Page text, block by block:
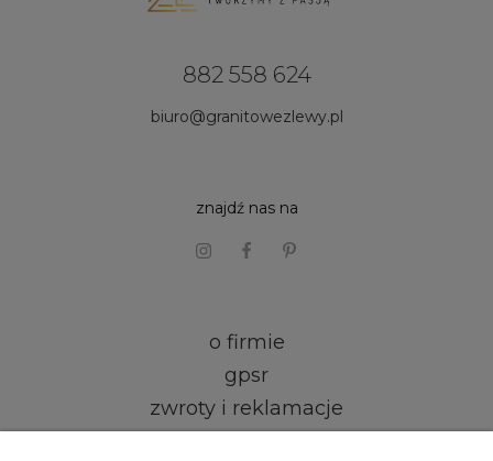
882 558 624
biuro@granitowezlewy.pl
o firmie
gpsr
zwroty i reklamacje
znajdź nas na